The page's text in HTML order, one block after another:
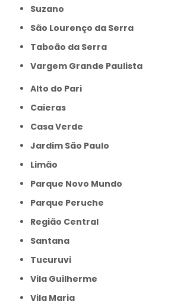
Suzano
São Lourenço da Serra
Taboão da Serra
Vargem Grande Paulista
Alto do Pari
Caieras
Casa Verde
Jardim São Paulo
Limão
Parque Novo Mundo
Parque Peruche
Região Central
Santana
Tucuruvi
Vila Guilherme
Vila Maria